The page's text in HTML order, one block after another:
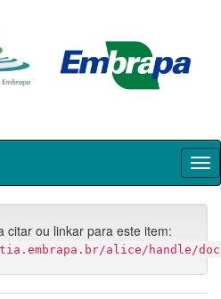
citar ou linkar para este item:
alice/handle/